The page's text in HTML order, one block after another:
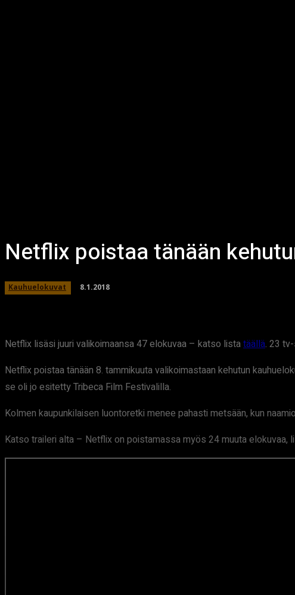
Netflix poistaa tänään
Kauhuelokuvat 8.1.2018
Netflix lisäsi juuri valikoimaansa 47 elokuvaa – katso listatäällä. 23
Netflix poistaa tänään 8. tammikuuta valikoimastaan kehutun
se oli jo esitetty Tribeca Film Festivalilla.
Kolmen kaupunkilaisen luontoretki menee pahasti metsään, kun
Katso traileri alta – Netflix on poistamassa myös 24 muuta elokuvaa,